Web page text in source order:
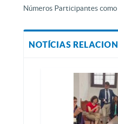
Números Participantes como
NOTÍCIAS